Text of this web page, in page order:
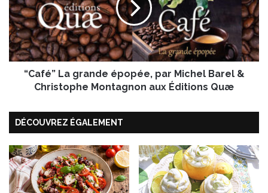
i
s
h
B
r
f
s
t
é
”
L
a
g
d
é
p
o
p
é
“Café” La grande épopée, par Michel Barel &
Christophe Montagnon aux Éditions Quæ
DÉCOUVREZ ÉGALEMENT